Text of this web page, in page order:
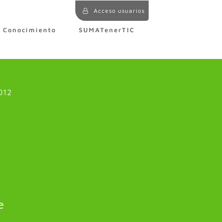
Acceso usuarios
Conocimiento SUMATenerTIC